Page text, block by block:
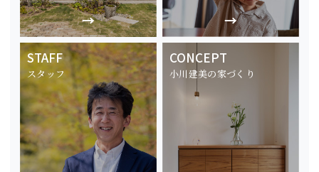
STAFF
スタッフ
CONCEPT
小川建美の家づくり